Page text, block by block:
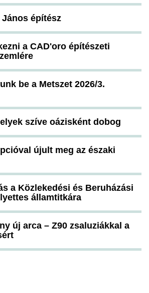
építész
a CAD'oro építészeti
be a Metszet 2026/3.
szíve oázisként dobog
újult meg az északi
a Közlekedési és Beruházási
államtitkára
új arca – Z90 zsaluziákkal a